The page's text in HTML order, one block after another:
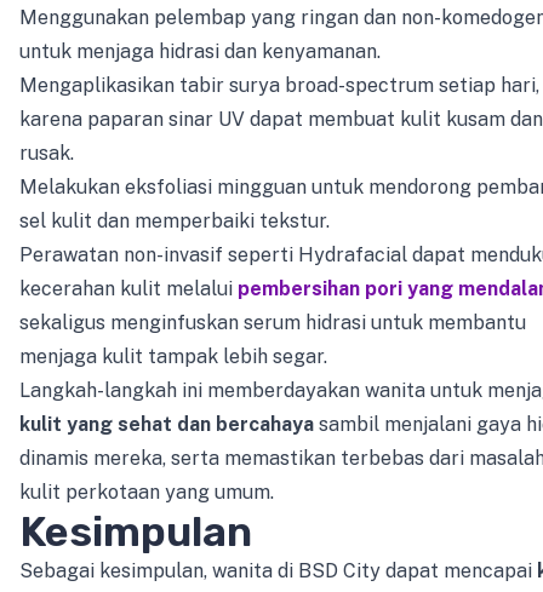
Menggunakan pelembap yang ringan dan non-
untuk menjaga hidrasi dan kenyamanan.
Mengaplikasikan tabir surya broad-spectrum setiap hari,
karena paparan sinar UV dapat membuat kulit kusam dan
rusak.
Melakukan eksfoliasi mingguan untuk mendorong
sel kulit dan memperbaiki tekstur.
Perawatan non-invasif seperti Hydrafacial dapat
kecerahan kulit melalui pembersihan pori yang
sekaligus menginfuskan serum hidrasi untuk membantu
menjaga kulit tampak lebih segar.
Langkah-langkah ini memberdayakan wanita untuk
kulit yang sehat dan bercahaya sambil menjalani gaya
dinamis mereka, serta memastikan terbebas dari
kulit perkotaan yang umum.
Kesimpulan
Sebagai kesimpulan, wanita di BSD City dapat mencapai